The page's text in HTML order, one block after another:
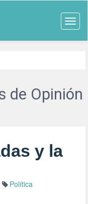
de Opinión
y la
Política